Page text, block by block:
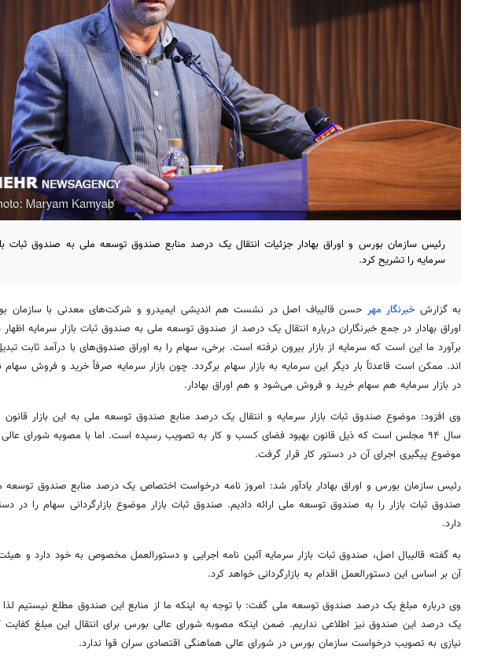
رئیس سازمان بورس و اوراق بهادار جزئیات انتقال یک درصد منابع صندوق توسعه ملی به صندوق ثبات
سرمایه را تشریح کرد.
به گزارش خبرنگار مهر حسن قالیباف اصل در نشست هم اندیشی ایمیدروو شرکت‌های معدنی با سازمان
اوراق بهادار در جمع خبرنگاران درباره انتقال یک درصد از صندوق توسعه ملی به صندوق ثبات بازار سرمایه
برآورد ما این است که سرمایه از بازار بیرون نرفته است. برخی، سهام را به اوراق صندوق‌های با درآمد ثابت
اند. ممکن است قاعدتاً بار دیگر این سرمایه به بازار سهام برگردد. چون بازار سرمایه صرفاً خرید و فروش
در بازار سرمایه هم سهام خرید و فروش می‌شود و هم اوراق بهادار.
وی افزود: موضوع صندوق ثبات بازار سرمایه و انتقال یک درصد منابع صندوق توسعه ملی به این بازار
سال ۹۴ مجلس است که ذیل قانون بهبود فضای کسب و کار به تصویب رسیده است. اما با مصوبه شورای
موضوع پیگیری اجرای آن در دستور کار قرار گرفت.
رئیس سازمان بورس و اوراق بهادار یادآور شد: امروز نامه درخواست اختصاص یک درصد منابع صندوق توسعه
صندوق ثبات بازار را به صندوق توسعه ملی ارائه دادیم. صندوق ثبات بازار موضوع بازارگردانی سهام را در
دارد.
به گفته قالیبالاصل، صندوق ثبات بازار سرمایه آئین نامه اجرایی و دستورالعمل مخصوص به خود دارد و
آن بر اساس این دستورالعمل اقدام به بازارگردانی خواهد کرد.
وی درباره مبلغ یک درصد صندوق توسعه ملی گفت: با توجه به اینکه ما از منابع این صندوق مطلع نیستیم لذا
یک درصد این صندوق نیز اطلاعی نداریم. ضمن اینکه مصوبه شورای عالی بورس برای انتقال این مبلغ کفایت
نیازی به تصویب درخواست سازمان بورس در شورای عالی هماهنگی اقتصادی سران قوا ندارد.